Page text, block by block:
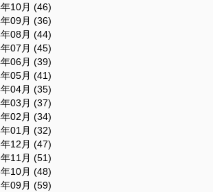
10月 (46)
09月 (36)
08月 (44)
07月 (45)
06月 (39)
05月 (41)
04月 (35)
03月 (37)
02月 (34)
01月 (32)
12月 (47)
11月 (51)
10月 (48)
09月 (59)